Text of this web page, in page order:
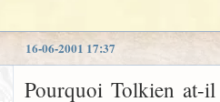
16-06-2001 17:37
Pourquoi Tolkien at-